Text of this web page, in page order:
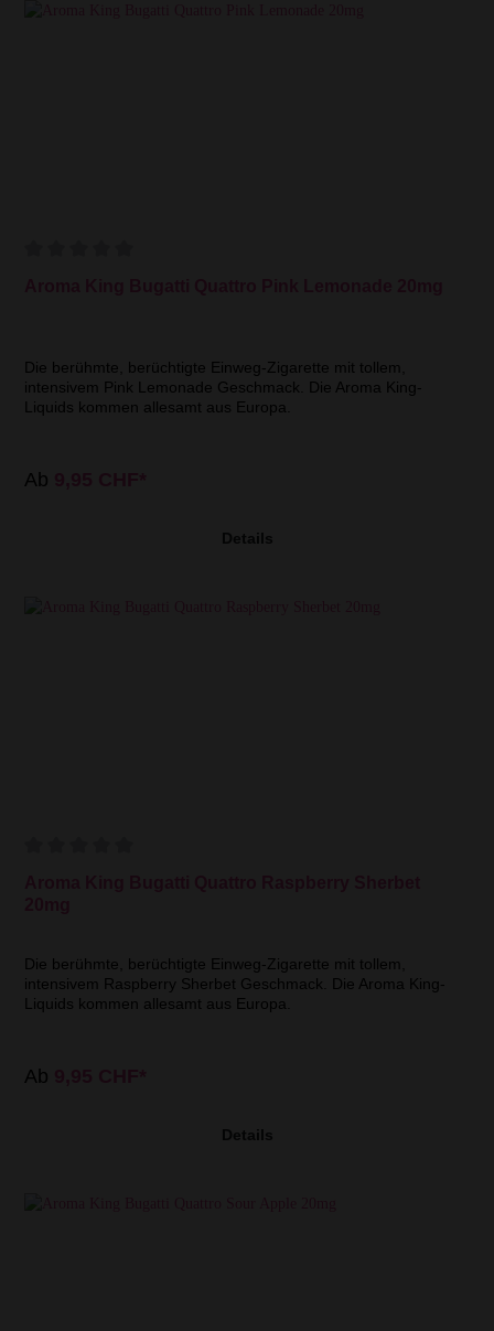
Die berühmte, berüchtigte Einweg-Zigarette mit tollem,
intensivem Pink Lemonade Geschmack. Die Aroma King-
Liquids kommen allesamt aus Europa.
Ab
Details
Die berühmte, berüchtigte Einweg-Zigarette mit tollem,
intensivem Raspberry Sherbet Geschmack. Die Aroma King-
Liquids kommen allesamt aus Europa.
Ab
Details